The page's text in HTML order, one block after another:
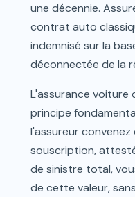
une décennie.
contrat auto
indemnisé sur la
déconnectée de la
L'assurance voiture
principe
l'assureur convenez
souscription,
de sinistre total,
de cette valeur,